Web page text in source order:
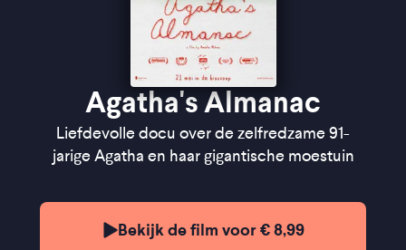
Agatha's Almanac
Liefdevolle docu over de zelfredzame 91-
jarige Agatha en haar gigantische moestuin
Bekijk de film voor € 8,99